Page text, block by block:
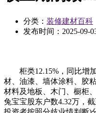
分类： 装修建材百科
发布时间： 2025-09-
柜类12.15%，同比增加
材、油漆、墙体涂料、胶
材料及地板、木门、橱柜
兔宝宝股东户数4.32万，